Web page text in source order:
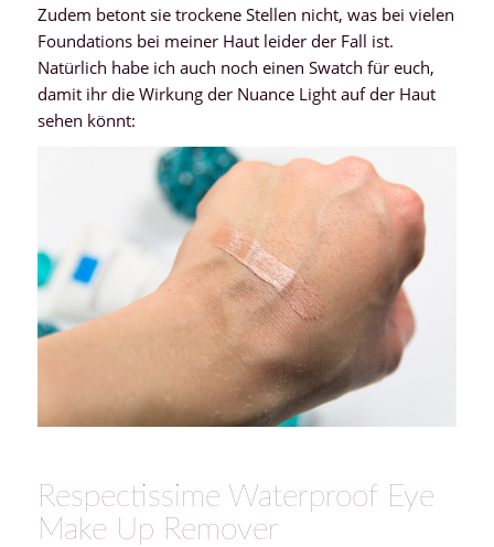
Zudem betont sie trockene Stellen nicht, was bei vielen
Foundations bei meiner Haut leider der Fall ist.
Natürlich habe ich auch noch einen Swatch für euch,
damit ihr die Wirkung der Nuance Light auf der Haut
sehen könnt:
Respectissime Waterproof Eye
Make Up Remover